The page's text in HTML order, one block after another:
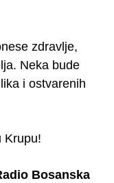
zdravlje,
Neka bude
i ostvarenih
Krupu!
Bosanska